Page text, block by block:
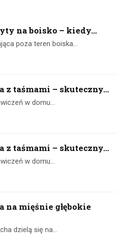
na boisko – kiedy...
poza teren boiska…
z taśmami – skuteczny...
w domu…
z taśmami – skuteczny...
w domu…
na mięśnie głębokie
dzielą się na…